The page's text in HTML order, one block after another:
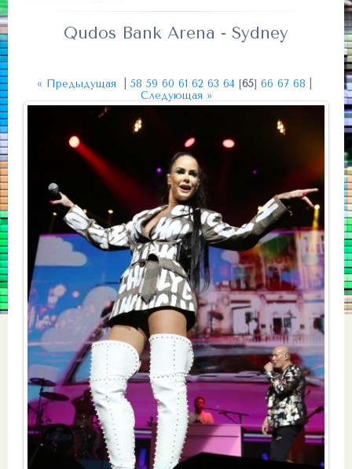
Qudos Bank Arena - Sydney
« Предыдущая 58 59 60 61 62 63 64[65] 66 67 68
Следующая »